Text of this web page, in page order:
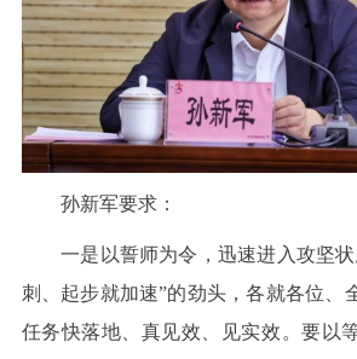
孙新军要求：
一是以誓师为令，迅速进入攻坚状
刺、起步就加速”的劲头，各就各位、
任务快落地、真见效、见实效。要以